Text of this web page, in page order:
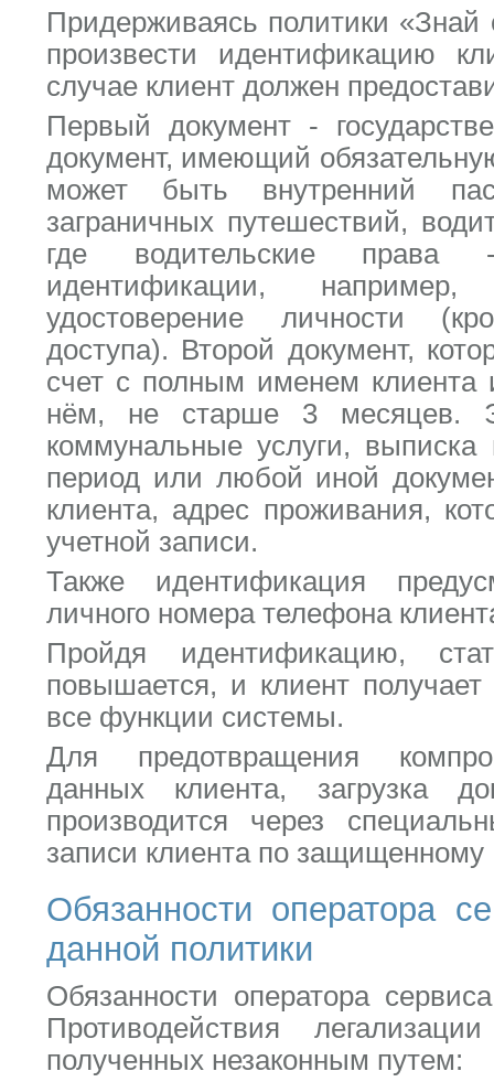
Придерживаясь политики «Знай
произвести идентификацию
случае клиент должен
Первый документ -
документ, имеющий
может быть внутренний
заграничных путешествий,
где водительские права
идентификации,
удостоверение личности
доступа). Второй документ,
счет с полным именем клиента
нём, не старше 3 месяцев.
коммунальные услуги,
период или любой иной
клиента, адрес проживания,
учетной записи.
Также идентификация
личного номера телефона
Пройдя идентификацию,
повышается, и клиент получает
все функции системы.
Для предотвращения
данных клиента, загрузка
производится через
записи клиента по защищенному
Обязанности оператора
данной политики
Обязанности оператора
Противодействия
полученных незаконным путем: